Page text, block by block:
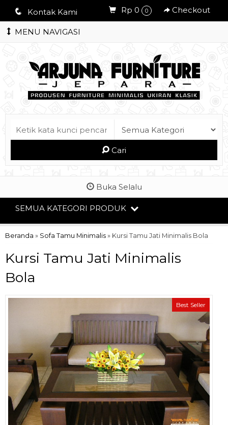
q Kontak Kami Rp 0 0 Checkout
MENU NAVIGASI
Cari
Buka Selalu
SEMUA KATEGORI PRODUK
Beranda » Sofa Tamu Minimalis » Kursi Tamu Jati Minimalis Bola
Kursi Tamu Jati Minimalis
Bola
Best Seller